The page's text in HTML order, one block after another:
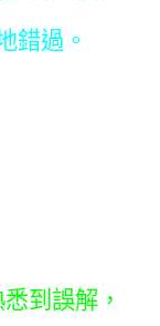
錯過。
到誤解，